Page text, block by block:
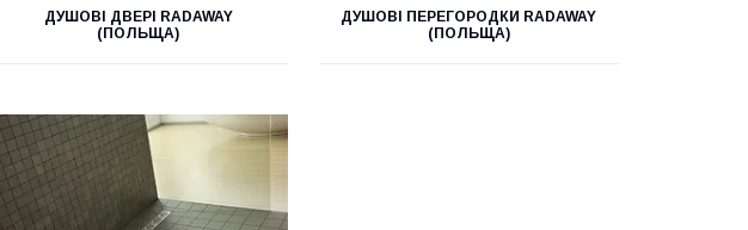
ДУШОВІ ДВЕРІ RADAWAY
(ПОЛЬЩА)
ДУШОВІ ПЕРЕГОРОДКИ RADAWAY
(ПОЛЬЩА)